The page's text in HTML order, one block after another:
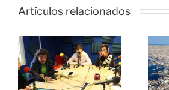
Artículos relacionados
No te
conviertas